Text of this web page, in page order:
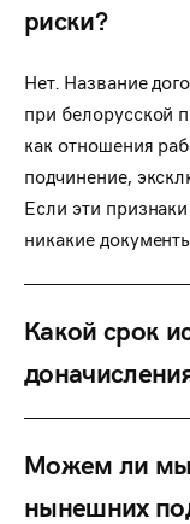
риски?
Нет. Название
при белорусской
как отношения
подчинение,
Если эти
никакие
Какой срок
Можем ли мы
нынешних